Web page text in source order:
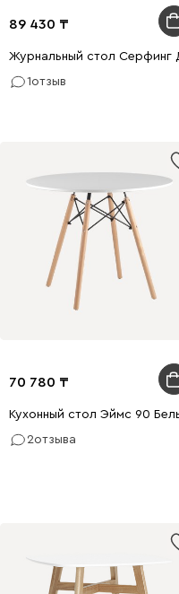
89 430
Журнальный стол Серфинг
1отзыв
70 780
Кухонный стол Эймс 90
2отзыва